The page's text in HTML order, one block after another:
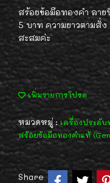
สร้อยข้อมือทองคำ ลา
5 บาท ความยาวตามสั่
สะสมค่ะ
เพิ่มรายการโปรด
หมวดหมู่ :เครื่องประดับ
สร้อยข้อมือทองคำแท้
Share